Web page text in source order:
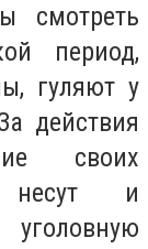
смотреть
период,
гуляют у
действия
своих
несут и